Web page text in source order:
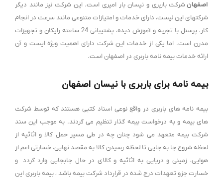
اصفهان شرکت باربری و نیسان بار امیری است. این شرکت نیز مانند دیگر
شرکتهای این لیست، دارای خدمات و امتیازات متنوعی مانند سرعت در انجام
کار، پرسنل با تجربه و آموزش دیده، پشتیبانی 24 ساعته رایگان و تجهیزات
مدرن است. اما یکی از خدمات این شرکت دارای اهمیت ویژه ایست و آن
ارائه خدمات بیمه نامه باربری در اصفهان است.
بیمه نامه برای باربری با نیسان اصفهان
بیمه نامه های باربری در واقع نوعی اسناد کتبی هستند که توسط شرکت
های بیمه و به درخواست بیمه گذار تنظیم می گردند. به موجب این سند
شرکت بیمه متعهد می شود چنان چه در طی مسیر حمل کالا و اثاثیه از
لحظه شروع جا به جایی تا لحظه رسیدن کالا به مقصد نهایی، خسارتی اعم از
هوایی، زمینی و دریایی به اثاثیه و کالای در حال جابجایی وارد گردد و
خسارت جزو تعهدات درج شده در قرارداد شرکت بیمه باشد ، بیمه باربری این